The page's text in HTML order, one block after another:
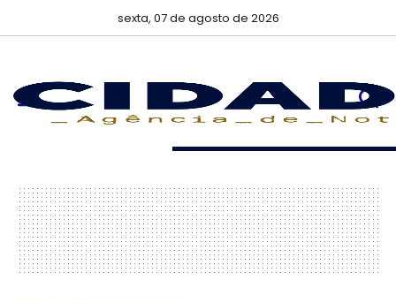
sexta, 07 de agosto de 2026